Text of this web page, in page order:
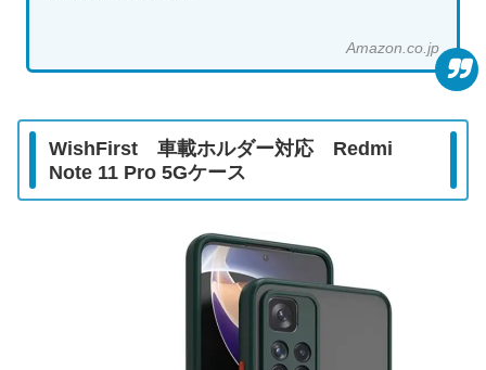
Amazon.co.jp
WishFirst 車載ホルダー対応 Redmi
Note 11 Pro 5Gケース